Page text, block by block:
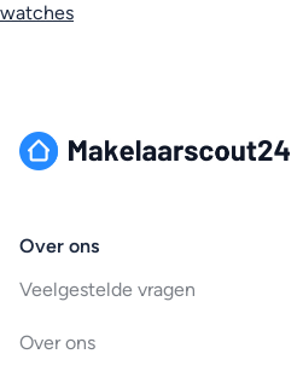
watches
Over ons
Veelgestelde vragen
Over ons